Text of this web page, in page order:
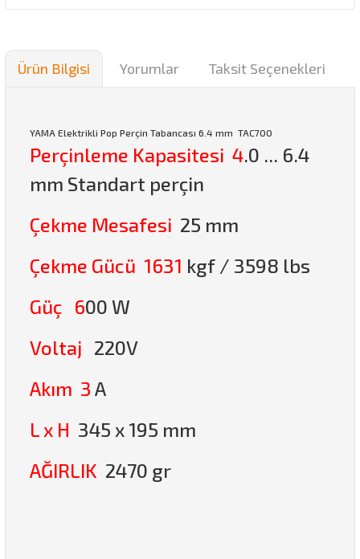
Ürün Bilgisi Yorumlar Taksit Seçenekleri
YAMA Elektrikli Pop Perçin Tabancası 6.4 mm TAC700
Perçinleme Kapasitesi 4.0 ... 6.4
mm Standart perçin
Çekme Mesafesi 25 mm
Çekme Gücü 1631 kgf / 3598 lbs
Güç 600 W
Voltaj 220V
Akım 3 A
L x H 345 x 195 mm
AĞIRLIK 2470 gr